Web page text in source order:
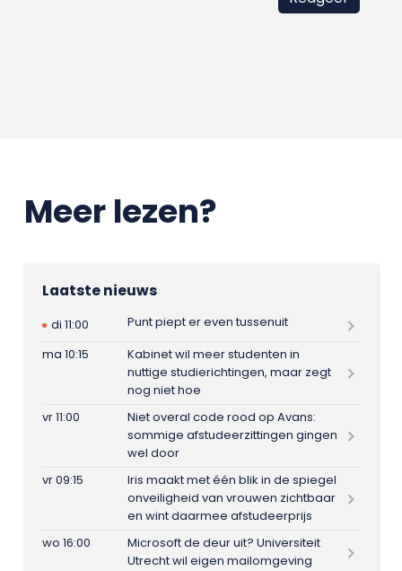
Meer lezen?
Laatste nieuws
di 11:00
Punt piept er even tussenuit
ma 10:15
Kabinet wil meer studenten in
nuttige studierichtingen, maar zegt
nog niet hoe
vr 11:00
Niet overal code rood op Avans:
sommige afstudeerzittingen gingen
wel door
vr 09:15
Iris maakt met één blik in de spiegel
onveiligheid van vrouwen zichtbaar
en wint daarmee afstudeerprijs
wo 16:00
Microsoft de deur uit? Universiteit
Utrecht wil eigen mailomgeving